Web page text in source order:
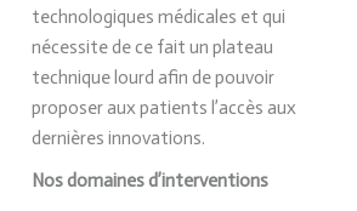
technologiques médicales et qui
nécessite de ce fait un plateau
technique lourd afin de pouvoir
proposer aux patients l’accès aux
dernières innovations.
Nos domaines d’interventions